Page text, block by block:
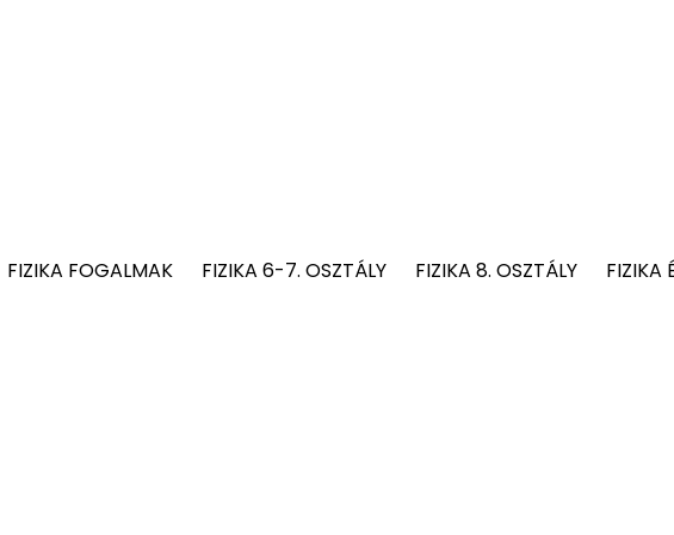
FIZIKA FOGALMAK
FIZIKA 6-7. OSZTÁLY FIZIKA 8. OSZTÁLY FIZIKA